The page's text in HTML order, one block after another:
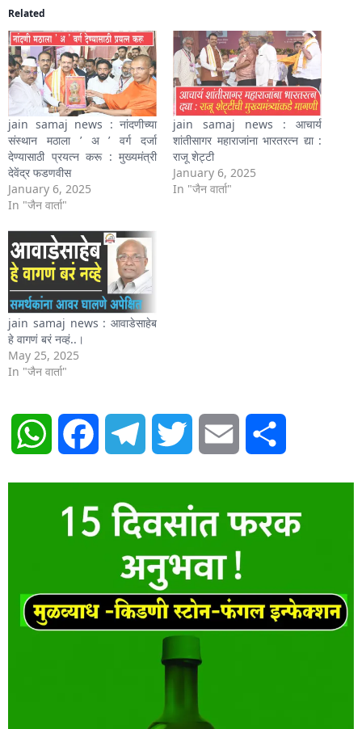
Related
jain samaj news : नांदणीच्या
संस्थान मठाला ’ अ ’ वर्ग दर्जा
देण्यासाठी प्रयत्न करू : मुख्यमंत्री
देवेंद्र फडणवीस
January 6, 2025
In "जैन वार्ता"
jain samaj news : आचार्य
शांतीसागर महाराजांना भारतरत्न द्या :
राजू शेट्टी
January 6, 2025
In "जैन वार्ता"
jain samaj news : आवाडेसाहेब
हे वागणं बरं नव्हं..।
May 25, 2025
In "जैन वार्ता"
WhatsAppFacebook Telegram Twitter Email